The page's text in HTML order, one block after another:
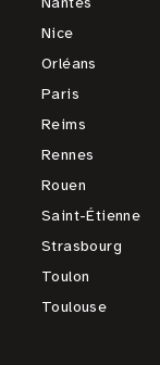
Nice
Orléans
Paris
Reims
Rennes
Rouen
Saint-Étienne
Strasbourg
Toulon
Toulouse